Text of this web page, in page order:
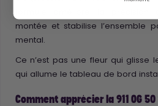
montée et stabilise l’ensemble
mental.
Ce n’est pas une fleur qui glisse
qui allume le tableau de bord
Comment apprécier la 911 OG